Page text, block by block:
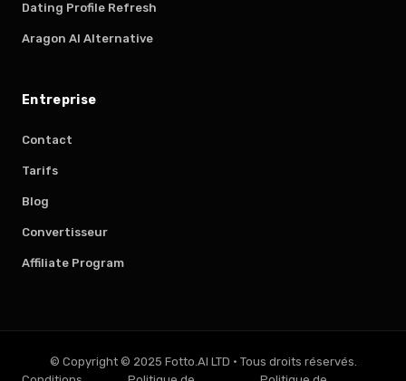
Dating Profile Refresh
Aragon AI Alternative
Entreprise
Contact
Tarifs
Blog
Convertisseur
Affiliate Program
© Copyright © 2025 Fotto.AI LTD · Tous droits réservés.